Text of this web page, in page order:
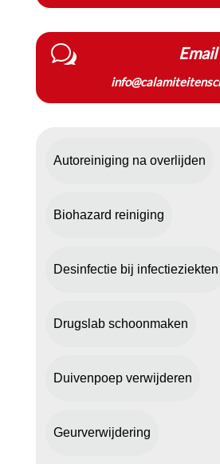
w Email
Autoreiniging na overlijden
Biohazard reiniging
Desinfectie bij infectieziekten
Drugslab schoonmaken
Duivenpoep verwijderen
Geurverwijdering